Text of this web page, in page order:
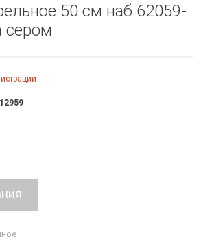
50 см наб 62059-
сером